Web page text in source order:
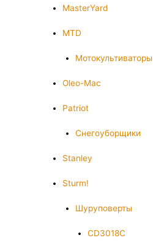
MasterYard
MTD
Мотокультиваторы
Oleo-Mac
Patriot
Снегоуборщики
Stanley
Sturm!
Шуруповерты
CD3018C